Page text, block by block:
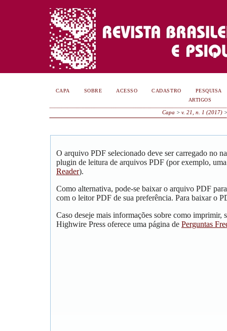
CAPA SOBRE ACESSO CADASTRO
PESQUISA
ARTIGOS
Capa > v. 21, n. 1 (2017)
O arquivo PDF selecionado deve ser carregado no
plugin de leitura de arquivos PDF (por exemplo,
Reader).
Como alternativa, pode-se baixar o arquivo PDF
com o leitor PDF de sua preferência. Para baixar o
Caso deseje mais informações sobre como imprimir,
Highwire Press oferece uma página de Perguntas